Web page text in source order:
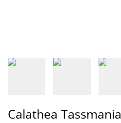
Calathea Tassmania